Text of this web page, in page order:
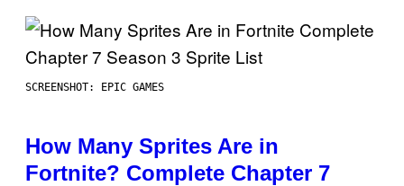
SCREENSHOT: EPIC GAMES
How Many Sprites Are in
Fortnite? Complete Chapter 7